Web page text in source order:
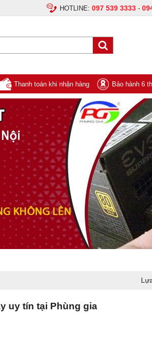
HOTLINE: 097 539 3333 -
Thanh toán khi nhận hàng Bảo hành 6
uy tín tại Phùng gia